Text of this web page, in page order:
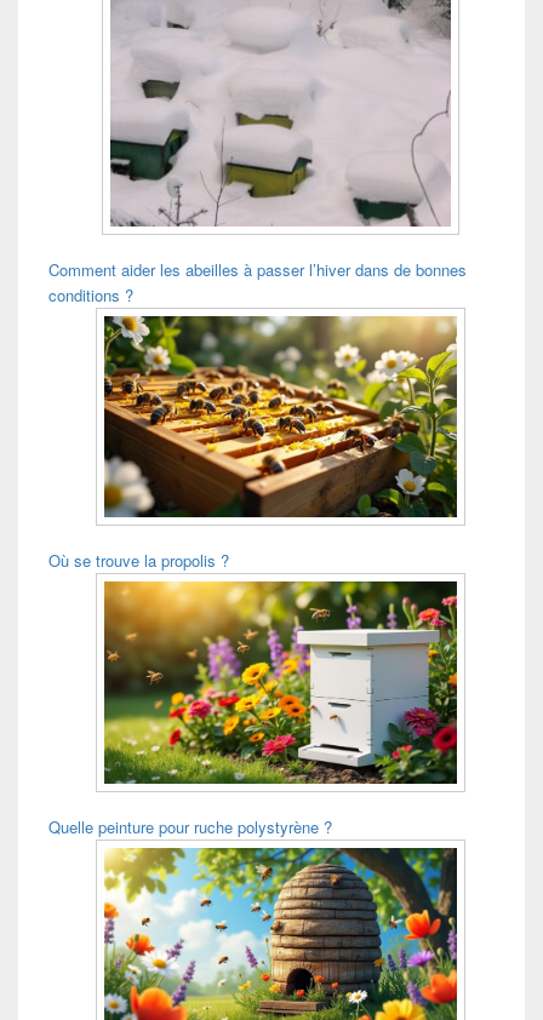
Comment aider les abeilles à passer l’hiver dans de bonnes
conditions ?
Où se trouve la propolis ?
Quelle peinture pour ruche polystyrène ?